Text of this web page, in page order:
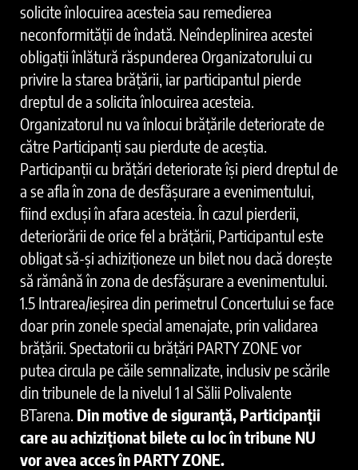
solicite înlocuirea acesteia sau remedierea
neconformității de îndată. Neîndeplinirea acestei
obligații înlătură răspunderea Organizatorului cu
privire la starea brățării, iar participantul pierde
dreptul de a solicita înlocuirea acesteia.
Organizatorul nu va înlocui brățările deteriorate de
către Participanți sau pierdute de aceștia.
Participanții cu brățări deteriorate își pierd dreptul de
a se afla în zona de desfășurare a evenimentului,
fiind excluși în afara acesteia. În cazul pierderii,
deteriorării de orice fel a brățării, Participantul este
obligat să-și achiziționeze un bilet nou dacă dorește
să rămână în zona de desfășurare a evenimentului.
1.5 Intrarea/ieșirea din perimetrul Concertului se face
doar prin zonele special amenajate, prin validarea
brățării. Spectatorii cu brățări PARTY ZONE vor
putea circula pe căile semnalizate, inclusiv pe scările
din tribunele de la nivelul 1 al Sălii Polivalente
BTarena. Din motive de siguranță, Participanții
care au achiziționat bilete cu loc în tribune NU
vor avea acces în PARTY ZONE.